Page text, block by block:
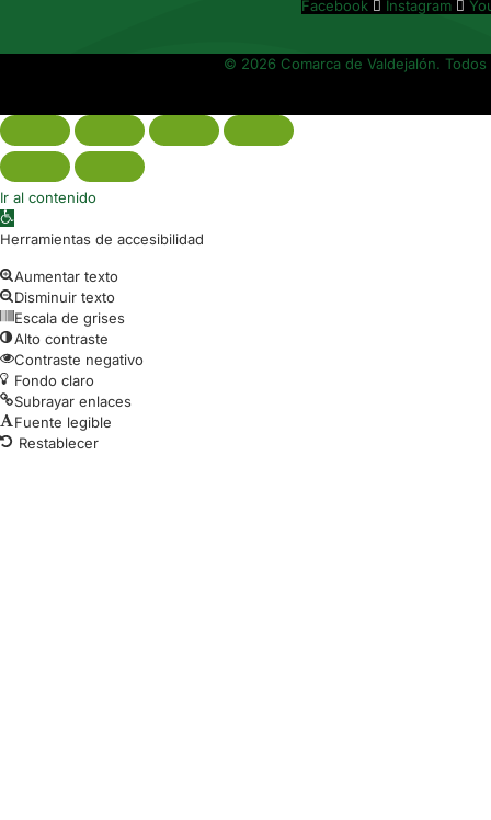
Facebook Instagram
© 2026 Comarca de Valdejalón.
Ir al contenido
Abrir barra de herramientas
Herramientas de accesibilidad
Aumentar texto
Disminuir texto
Escala de grises
Alto contraste
Contraste negativo
Fondo claro
Subrayar enlaces
Fuente legible
Restablecer